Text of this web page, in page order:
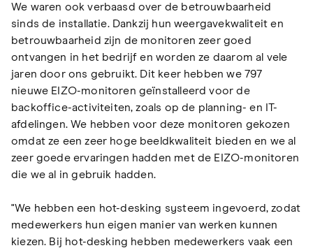
We waren ook verbaasd over de betrouwbaarheid
sinds de installatie. Dankzij hun weergavekwaliteit en
betrouwbaarheid zijn de monitoren zeer goed
ontvangen in het bedrijf en worden ze daarom al vele
jaren door ons gebruikt. Dit keer hebben we 797
nieuwe EIZO-monitoren geïnstalleerd voor de
backoffice-activiteiten, zoals op de planning- en IT-
afdelingen. We hebben voor deze monitoren gekozen
omdat ze een zeer hoge beeldkwaliteit bieden en we al
zeer goede ervaringen hadden met de EIZO-monitoren
die we al in gebruik hadden.
"We hebben een hot-desking systeem ingevoerd, zodat
medewerkers hun eigen manier van werken kunnen
kiezen. Bij hot-desking hebben medewerkers vaak een